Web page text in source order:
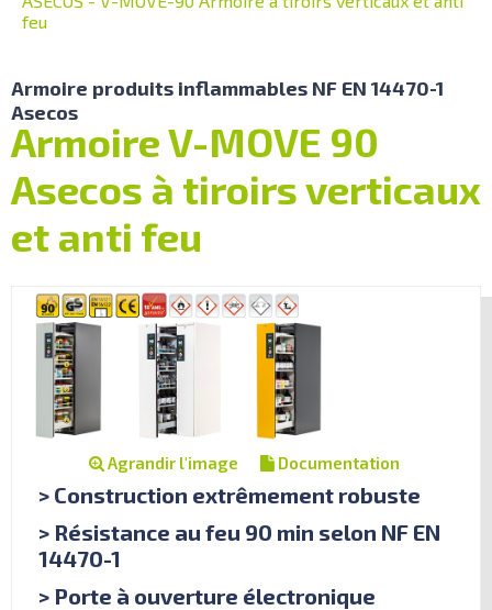
feu
Armoire produits inflammables NF EN 14470-1
Asecos
Armoire V-MOVE 90
Asecos à tiroirs verticaux
et anti feu
Agrandir l'image Documentation
> Construction extrêmement robuste
> Résistance au feu 90 min selon NF EN
14470-1
> Porte à ouverture électronique